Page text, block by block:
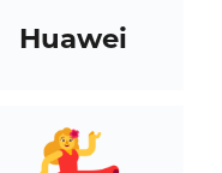
Huawei